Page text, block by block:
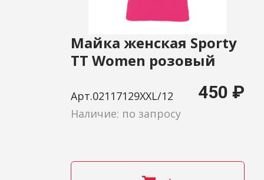
Майка женская Sporty
TT Women розовый
Арт.02117129XXL/12 450 ₽
Наличие: по запросу